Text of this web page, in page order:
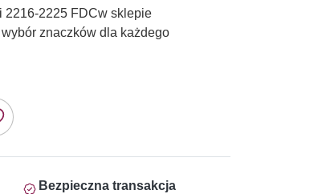
2216-2225 FDCw sklepie
znaczków dla każdego
Bezpieczna transakcja